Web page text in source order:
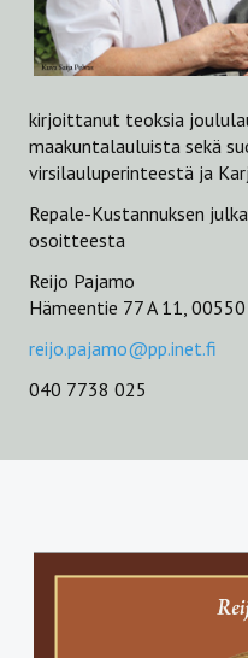
Kodeille kohentajaksi
Musiikista ja muusikoista
Joululaulujen kertomaa
JULKAISULUETTELO
kirjoittanut teoksia
maakuntalauluista sekä
virsilauluperinteestä ja
Repale-Kustannuksen
osoitteesta
Reijo Pajamo
Hämeentie 77 A 11,
reijo.pajamo@pp.inet.fi
040 7738 025